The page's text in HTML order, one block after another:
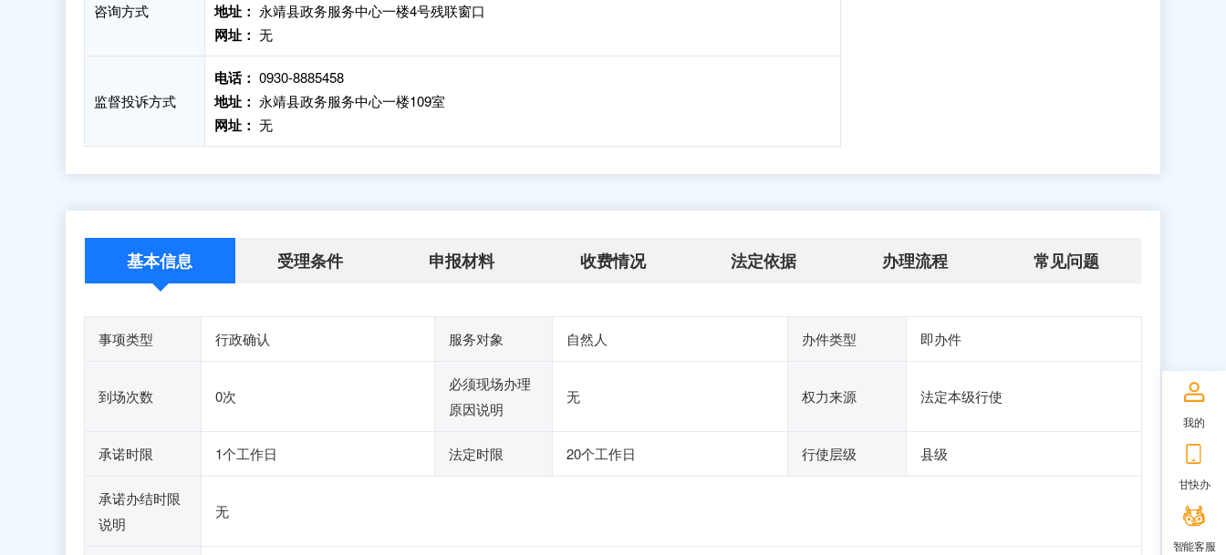
咨询方式 地址： 永靖县政务服务中心一楼4号残联窗口
网址： 无
监督投诉方式
电话： 0930-8885458
地址： 永靖县政务服务中心一楼109室
网址： 无
基本信息 受理条件 申报材料 收费情况 法定依据 办理流程 常见问题
事项类型 行政确认 服务对象 自然人 办件类型 即办件
到场次数 0次
必须现场办理
原因说明
无 权力来源 法定本级行使
承诺时限 1个工作日 法定时限 20个工作日 行使层级 县级
承诺办结时限
说明
无
我的
甘快办
智能客服